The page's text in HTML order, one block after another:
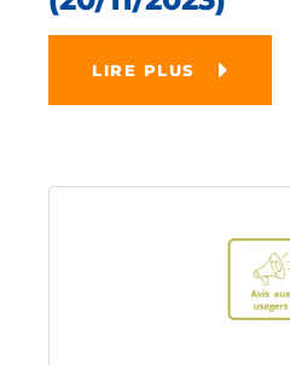
LIRE PLUS